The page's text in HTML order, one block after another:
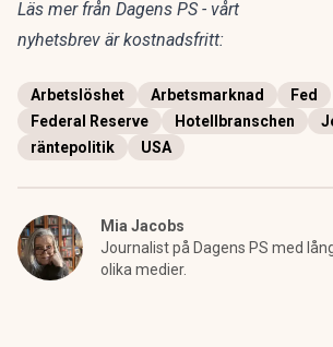
Läs mer från Dagens PS - vårt
nyhetsbrev är kostnadsfritt:
Arbetslöshet Arbetsmarknad
Fed
Federal Reserve
Hotellbranschen
räntepolitik
USA
Mia Jacobs
Journalist på Dagens PS med
olika medier.